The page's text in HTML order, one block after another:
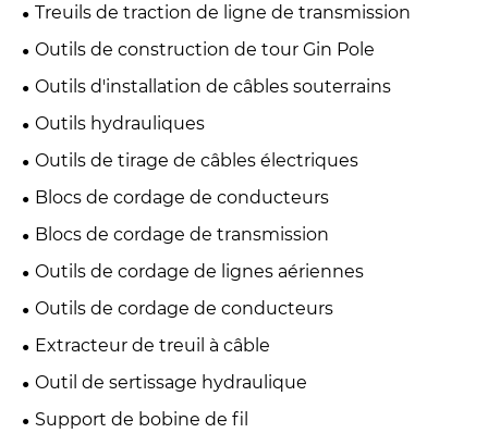
Treuils de traction de ligne de transmission
Outils de construction de tour Gin Pole
Outils d'installation de câbles souterrains
Outils hydrauliques
Outils de tirage de câbles électriques
Blocs de cordage de conducteurs
Blocs de cordage de transmission
Outils de cordage de lignes aériennes
Outils de cordage de conducteurs
Extracteur de treuil à câble
Outil de sertissage hydraulique
Support de bobine de fil